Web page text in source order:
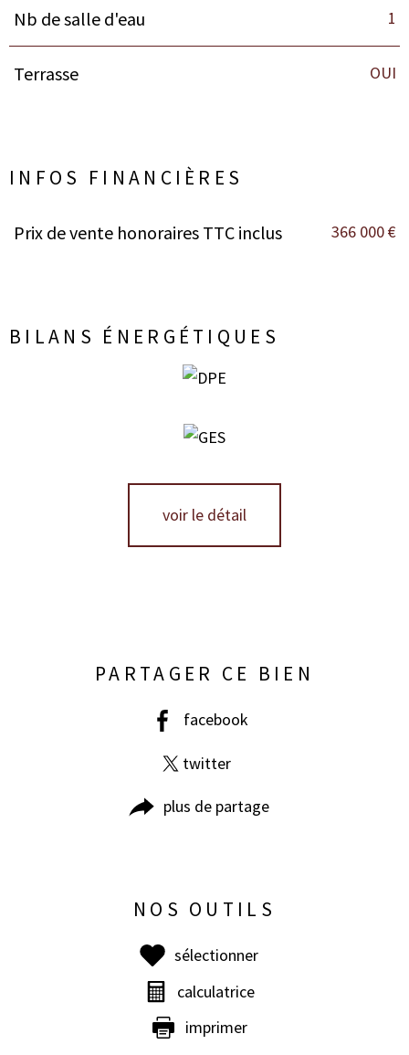
Nb de salle d'eau 1
Terrasse OUI
INFOS FINANCIÈRES
Caractéristiques Valeurs
Prix de vente honoraires TTC inclus 366 000 €
BILANS ÉNERGÉTIQUES
voir le détail
PARTAGER CE BIEN
facebook
twitter
plus de partage
NOS OUTILS
sélectionner
calculatrice
imprimer